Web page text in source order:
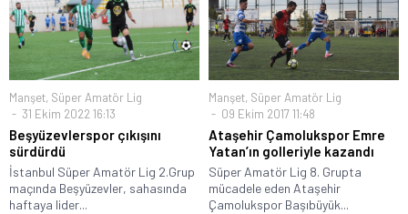
Manşet, Süper Amatör Lig
31 Ekim 2022 16:13
Beşyüzevlerspor çıkışını
sürdürdü
İstanbul Süper Amatör Lig 2.Grup
maçında Beşyüzevler, sahasında
haftaya lider...
Manşet, Süper Amatör Lig
09 Ekim 2017 11:48
Ataşehir Çamolukspor Emre
Yatan’ın golleriyle kazandı
Süper Amatör Lig 8. Grupta
mücadele eden Ataşehir
Çamolukspor Başıbüyük...